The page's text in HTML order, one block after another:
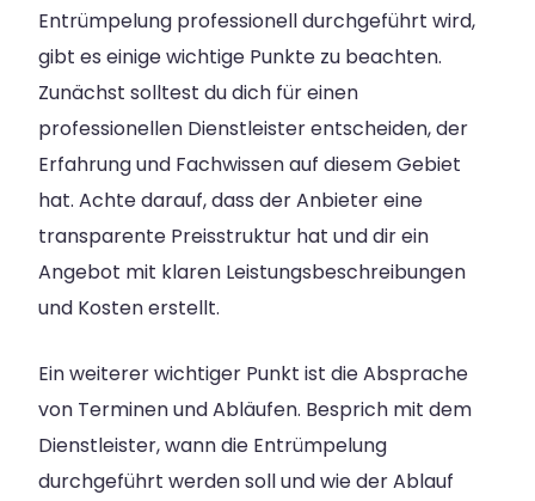
Entrümpelung professionell durchgeführt wird,
gibt es einige wichtige Punkte zu beachten.
Zunächst solltest du dich für einen
professionellen Dienstleister entscheiden, der
Erfahrung und Fachwissen auf diesem Gebiet
hat. Achte darauf, dass der Anbieter eine
transparente Preisstruktur hat und dir ein
Angebot mit klaren Leistungsbeschreibungen
und Kosten erstellt.
Ein weiterer wichtiger Punkt ist die Absprache
von Terminen und Abläufen. Besprich mit dem
Dienstleister, wann die Entrümpelung
durchgeführt werden soll und wie der Ablauf